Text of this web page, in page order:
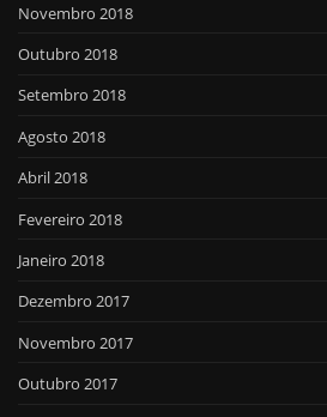
Novembro 2018
Outubro 2018
Setembro 2018
Agosto 2018
Abril 2018
Fevereiro 2018
Janeiro 2018
Dezembro 2017
Novembro 2017
Outubro 2017